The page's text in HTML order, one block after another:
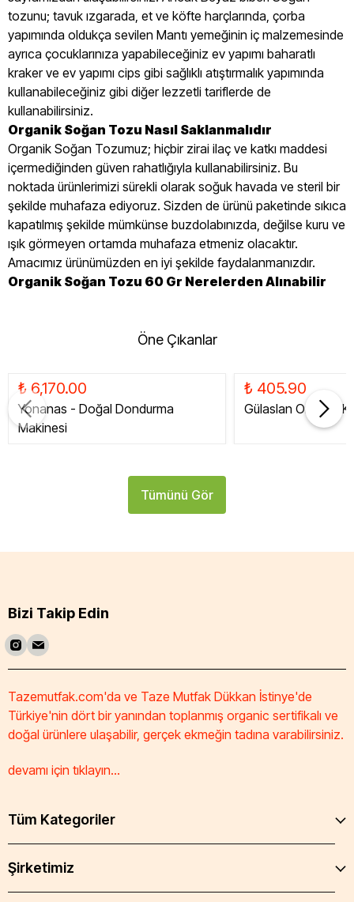
tozunu; tavuk ızgarada, et ve köfte harçlarında, çorba
yapımında oldukça sevilen Mantı yemeğinin iç malzemesinde
ayrıca çocuklarınıza yapabileceğiniz ev yapımı baharatlı
kraker ve ev yapımı cips gibi sağlıklı atıştırmalık yapımında
kullanabileceğiniz gibi diğer lezzetli tariflerde de
kullanabilirsiniz.
Organik Soğan Tozu Nasıl Saklanmalıdır
Organik Soğan Tozumuz; hiçbir zirai ilaç ve katkı maddesi
içermediğinden güven rahatlığıyla kullanabilirsiniz. Bu
noktada ürünlerimizi sürekli olarak soğuk havada ve steril bir
şekilde muhafaza ediyoruz. Sizden de ürünü paketinde sıkıca
kapatılmış şekilde mümkünse buzdolabınızda, değilse kuru ve
ışık görmeyen ortamda muhafaza etmeniz olacaktır.
Amacımız ürünümüzden en iyi şekilde faydalanmanızdır.
Organik Soğan Tozu 60 Gr Nerelerden Alınabilir
Öne Çıkanlar
₺ 6,170.00
Yonanas - Doğal Dondurma
Makinesi
₺ 405.90
Gülaslan Organik
Tümünü Gör
Bizi Takip Edin
Tazemutfak.com'da ve Taze Mutfak Dükkan İstinye'de
Türkiye'nin dört bir yanından toplanmış organic sertifikalı ve
doğal ürünlere ulaşabilir, gerçek ekmeğin tadına varabilirsiniz.
devamı için tıklayın...
Tüm Kategoriler
Şirketimiz